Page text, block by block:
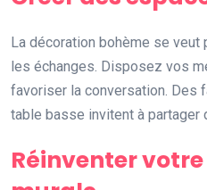
La décoration bohème se veut
les échanges. Disposez vos
favoriser la conversation. Des
table basse invitent à partager
Réinventer